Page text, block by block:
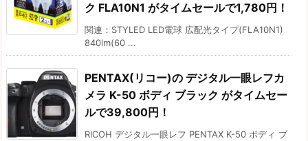
ク FLA10N1 がタイムセールで1,780円！
関連：STYLED LED電球 広配光タイプ(FLA10N1)
840lm(60 ...
PENTAX(リコー)の デジタル一眼レフカ
メラ K-50 ボディ ブラック がタイムセー
ルで39,800円！
RICOH デジタル一眼レフ PENTAX K-50 ボディ ブ